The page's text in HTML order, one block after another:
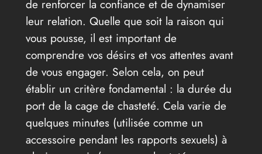
de renforcer la confiance et de dynamiser
leur relation. Quelle que soit la raison qui
vous pousse, il est important de
comprendre vos désirs et vos attentes avant
de vous engager. Selon cela, on peut
établir un critère fondamental : la durée du
port de la cage de chasteté. Cela varie de
quelques minutes (utilisée comme un
accessoire pendant les rapports sexuels) à